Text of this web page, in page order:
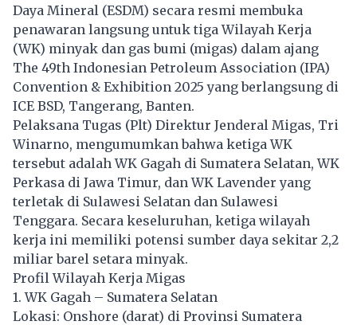
Daya Mineral (ESDM) secara resmi membuka
penawaran langsung untuk tiga Wilayah Kerja
(WK) minyak dan gas bumi (migas) dalam ajang
The 49th Indonesian Petroleum Association (IPA)
Convention & Exhibition 2025 yang berlangsung di
ICE BSD, Tangerang, Banten.
Pelaksana Tugas (Plt) Direktur Jenderal Migas, Tri
Winarno, mengumumkan bahwa ketiga WK
tersebut adalah WK Gagah di Sumatera Selatan, WK
Perkasa di Jawa Timur, dan WK Lavender yang
terletak di Sulawesi Selatan dan Sulawesi
Tenggara. Secara keseluruhan, ketiga wilayah
kerja ini memiliki potensi sumber daya sekitar 2,2
miliar barel setara minyak.
Profil Wilayah Kerja Migas
1. WK Gagah – Sumatera Selatan
Lokasi: Onshore (darat) di Provinsi Sumatera